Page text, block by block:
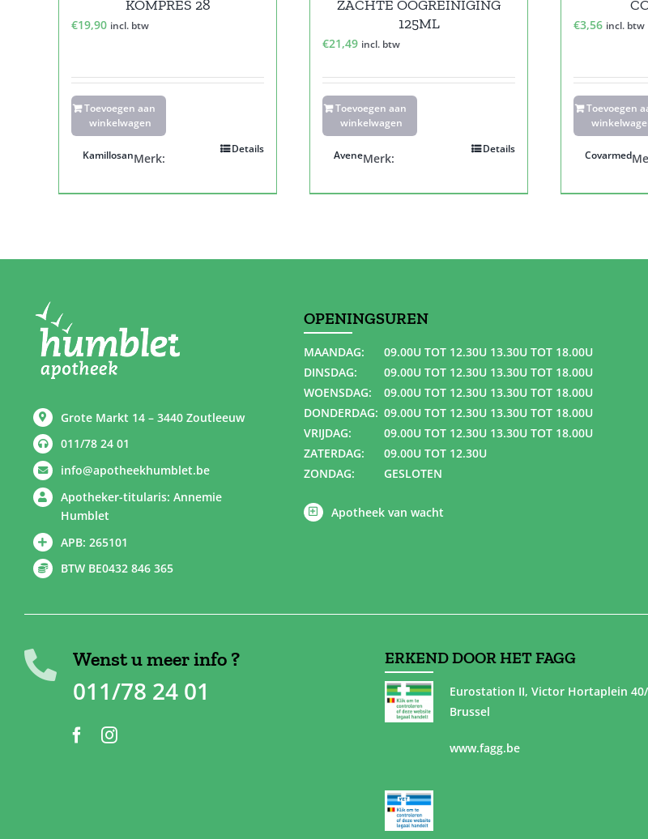
KOMPRES 28
€19,90 incl. btw
Toevoegen aan
winkelwagen
Details
Merk:
Kamillosan
ZACHTE OOGREINIGING
125ML
€21,49 incl. btw
Toevoegen aan
winkelwagen
Details
Merk:
Avene
€3,56 incl. btw
Toevoegen
Covarmed
Grote Markt 14 – 3440 Zoutleeuw
011/78 24 01
info@apotheekhumblet.be
Apotheker-titularis: Annemie
Humblet
APB: 265101
BTW BE0432 846 365
OPENINGSUREN
MAANDAG:
09.00U TOT 12.30U 13.30U TOT 18.00U
DINSDAG:
09.00U TOT 12.30U 13.30U TOT 18.00U
WOENSDAG:
09.00U TOT 12.30U 13.30U TOT 18.00U
DONDERDAG: 09.00U TOT 12.30U 13.30U TOT 18.00U
VRIJDAG:
09.00U TOT 12.30U 13.30U TOT 18.00U
ZATERDAG:
09.00U TOT 12.30U
ZONDAG:
GESLOTEN
Apotheek van wacht
Wenst u meer info ?
011/78 24 01
ERKEND DOOR HET FAGG
Eurostation II, Victor Hortaplein
Brussel
www.fagg.be